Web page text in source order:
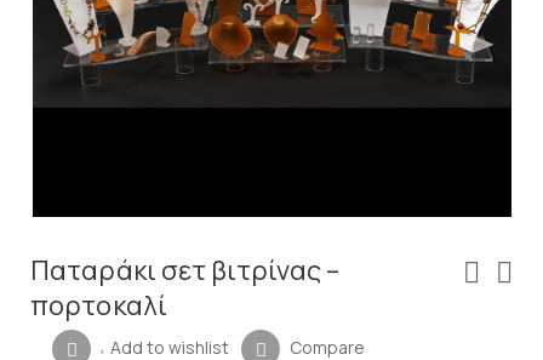
Παταράκι σετ βιτρίνας –
πορτοκαλί
Add to wishlist Compare